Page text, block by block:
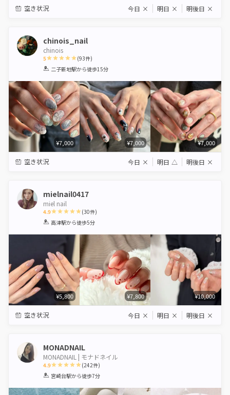
空き状況 今日 × 明日 × 明後日 ×
chinois_nail
chinois
5
1 2 3 4 5
(93件)
二子新地駅から徒歩15分
¥7,000 ¥7,000 ¥7,000
空き状況 今日 × 明日 △ 明後日 ×
mielnail0417
miel nail
4.9
1 2 3 4 5
(30件)
高津駅から徒歩5分
¥5,800 ¥7,800 ¥10,000
空き状況 今日 × 明日 × 明後日 ×
MONADNAIL
MONADNAIL | モナドネイル
4.9
1 2 3 4 5
(242件)
宮崎台駅から徒歩7分